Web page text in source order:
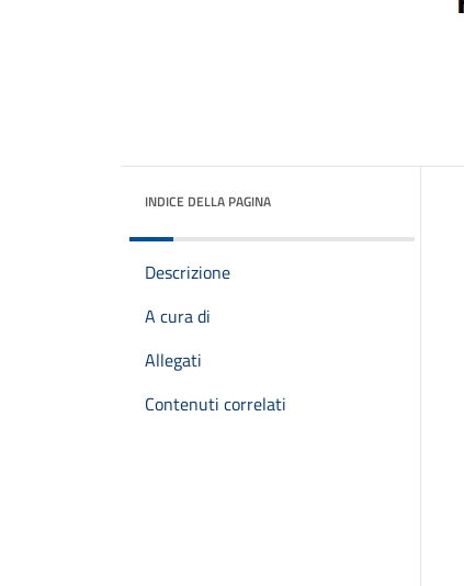
INDICE DELLA PAGINA
Descrizione
A cura di
Allegati
Contenuti correlati